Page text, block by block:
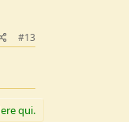
#13
qui.